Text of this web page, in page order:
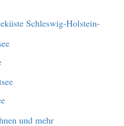
Schleswig-Holstein-